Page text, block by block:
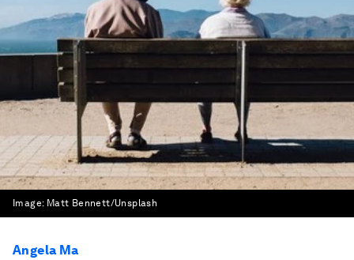
Image: Matt Bennett/Unsplash
Angela Ma